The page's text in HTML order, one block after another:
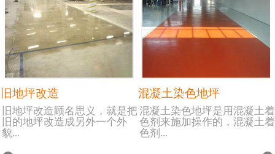
旧地坪改造
旧地坪改造顾名思义，就是把
旧的地坪改造成另外一个外
貌...
混凝土染色地坪
混凝土染色地坪是用混凝土着
色剂来施加操作的，混凝土着
色剂...